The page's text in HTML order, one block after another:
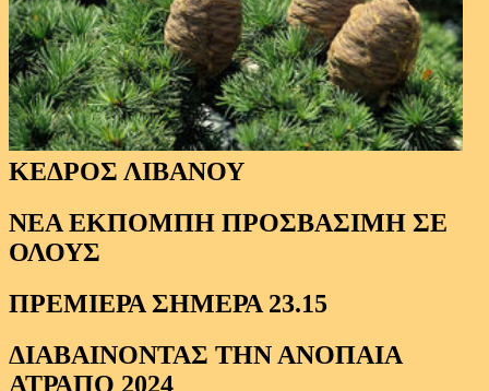
ΚΕΔΡΟΣ ΛΙΒΑΝΟΥ
ΝΕΑ ΕΚΠΟΜΠΗ ΠΡΟΣΒΑΣΙΜΗ ΣΕ
ΟΛΟΥΣ
ΠΡΕΜΙΕΡΑ ΣΗΜΕΡΑ 23.15
ΔΙΑΒΑΙΝΟΝΤΑΣ ΤΗΝ ΑΝΟΠΑΙΑ
ΑΤΡΑΠΟ 2024